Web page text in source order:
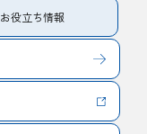
お役立ち情報